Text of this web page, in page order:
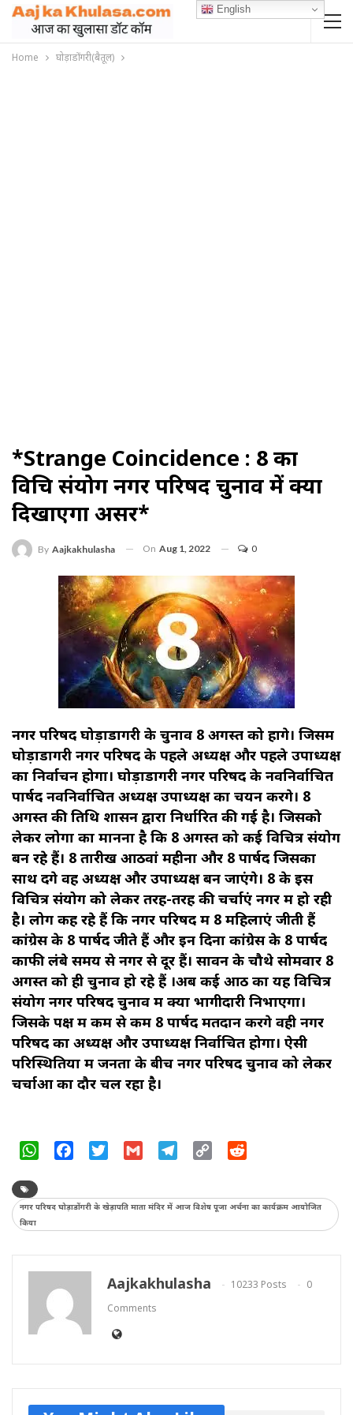
Home घोड़ाडोंगरी(बैतूल)
*strange Coincidence : 8 का
विचित्र संयोग नगर परिषद चुनाव में क्या
दिखाएगा असर*
By Aajkakhulasha On Aug 1, 2022 0
नगर परिषद घोड़ाडोंगरी के चुनाव 8 अगस्त को होंगे। जिसमें
घोड़ाडोंगरी नगर परिषद के पहले अध्यक्ष और पहले उपाध्यक्ष
का निर्वाचन होगा। घोड़ाडोंगरी नगर परिषद के नवनिर्वाचित
पार्षद नवनिर्वाचित अध्यक्ष उपाध्यक्ष का चयन करेंगे। 8
अगस्त की तिथि शासन द्वारा निर्धारित की गई है। जिसको
लेकर लोगों का मानना है कि 8 अगस्त को कई विचित्र संयोग
बन रहे हैं। 8 तारीख आठवां महीना और 8 पार्षद जिसका
साथ देंगे वह अध्यक्ष और उपाध्यक्ष बन जाएंगे। 8 के इस
विचित्र संयोग को लेकर तरह-तरह की चर्चाएं नगर में हो रही
है। लोग कह रहे हैं कि नगर परिषद में 8 महिलाएं जीती हैं
कांग्रेस के 8 पार्षद जीते हैं और इन दिनों कांग्रेस के 8 पार्षद
काफी लंबे समय से नगर से दूर हैं। सावन के चौथे सोमवार 8
अगस्त को ही चुनाव हो रहे हैं ।अब कई आठ का यह विचित्र
संयोग नगर परिषद चुनाव में क्या भागीदारी निभाएगा।
जिसके पक्ष में कम से कम 8 पार्षद मतदान करेंगे वही नगर
परिषद का अध्यक्ष और उपाध्यक्ष निर्वाचित होगा। ऐसी
परिस्थितियों में जनता के बीच नगर परिषद चुनाव को लेकर
चर्चाओं का दौर चल रहा है।
WhatsAppFacebookTwitter Gmail Telegram
Copy
नगर परिषद घोड़ाडोंगरी के खेड़ापति माता मंदिर में आज विशेष पूजा अर्चना का कार्यक्रम आयोजित
किया
Aajkakhulasha 10233 Posts
0
Comments
English